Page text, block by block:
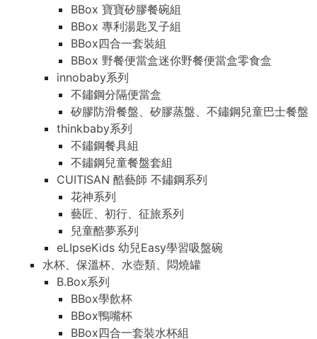
BBox 寶寶矽膠餐碗組
BBox 專利湯匙叉子組
BBox四合一套裝組
BBox 野餐便當盒迷你野餐便當盒零食盒
innobaby系列
不鏽鋼分隔便當盒
矽膠防滑餐盤、矽膠蒸盤、不鏽鋼兒童巴士餐盤
thinkbaby系列
不鏽鋼餐具組
不鏽鋼兒童餐盤套組
CUITISAN 酷藝師 不鏽鋼系列
花神系列
藝匠、初行、征旅系列
兒童酷夢系列
eLIpseKids 幼兒Easy學習吸盤碗
水杯、保溫杯、水壺類、悶燒罐
B.Box系列
BBox學飲杯
BBox鴨嘴杯
BBox四合一套裝水杯組